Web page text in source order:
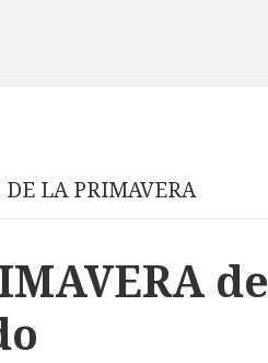
LA PRIMAVERA
de